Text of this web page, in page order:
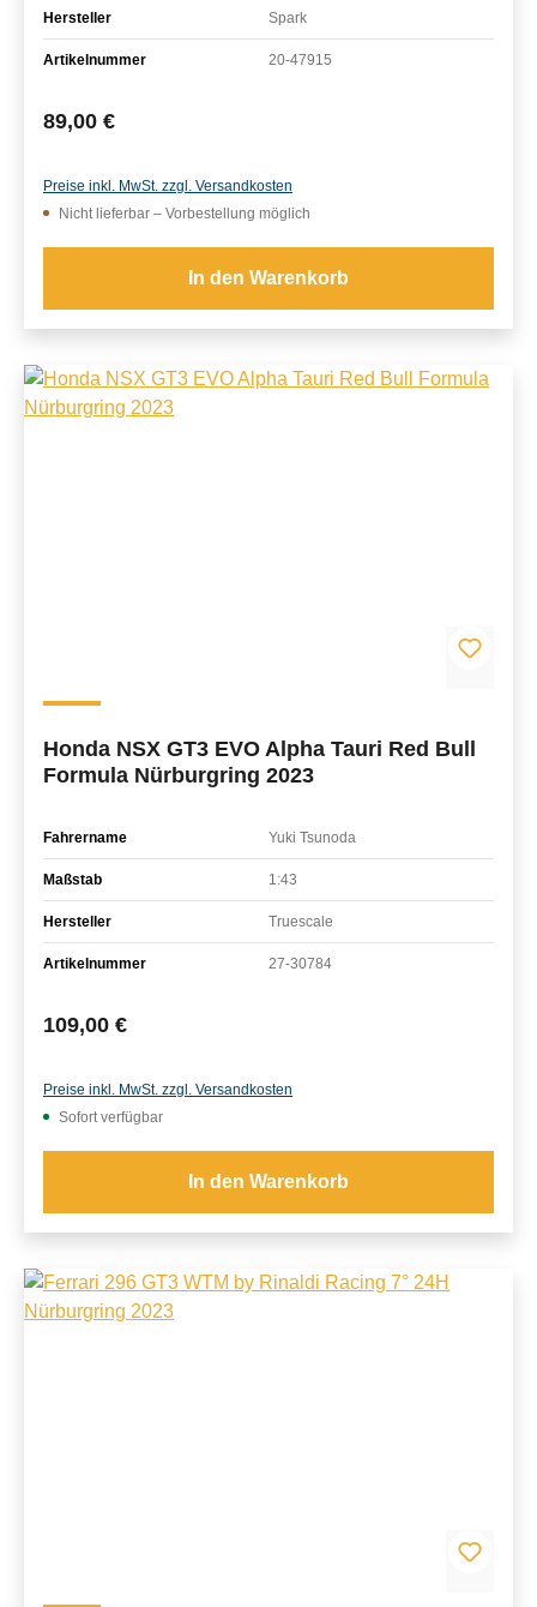
Hersteller Spark
Artikelnummer 20-47915
Regulärer Preis:
89,00 €
Preise inkl. MwSt. zzgl. Versandkosten
Nicht lieferbar – Vorbestellung möglich
In den Warenkorb
Honda NSX GT3 EVO Alpha Tauri Red Bull
Formula Nürburgring 2023
Fahrername Yuki Tsunoda
Maßstab 1:43
Hersteller Truescale
Artikelnummer 27-30784
Regulärer Preis:
109,00 €
Preise inkl. MwSt. zzgl. Versandkosten
Sofort verfügbar
In den Warenkorb